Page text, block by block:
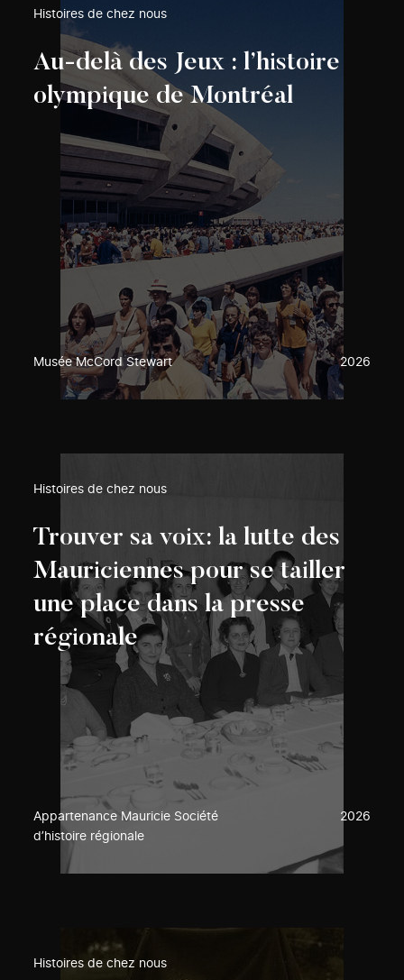
Histoires de chez nous
Au-delà des Jeux : l’histoire
olympique de Montréal
Musée McCord Stewart 2026
Histoires de chez nous
Trouver sa voix: la lutte des
Mauriciennes pour se tailler
une place dans la presse
régionale
Appartenance Mauricie Société
d’histoire régionale
2026
Histoires de chez nous